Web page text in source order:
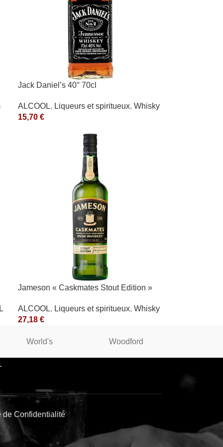
Jack Daniel’s 40° 70cl
ALCOOL, Liqueurs et spiritueux, Whisky
15,70 €
Jameson « Caskmates Stout Edition »
ALCOOL, Liqueurs et spiritueux, Whisky
27,18 €
World's Woodford
de Confidentialité